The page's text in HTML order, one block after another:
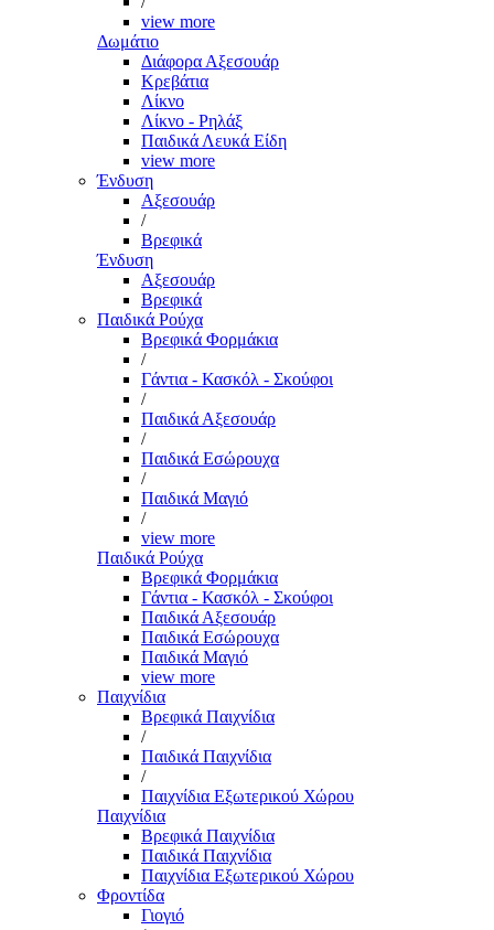
view more
Δωμάτιο
Διάφορα Αξεσουάρ
Κρεβάτια
Λίκνο
Λίκνο - Ρηλάξ
Παιδικά Λευκά Είδη
view more
Ένδυση
Αξεσουάρ
/
Βρεφικά
Ένδυση
Αξεσουάρ
Βρεφικά
Παιδικά Ρούχα
Βρεφικά Φορμάκια
/
Γάντια - Κασκόλ - Σκούφοι
/
Παιδικά Αξεσουάρ
/
Παιδικά Εσώρουχα
/
Παιδικά Μαγιό
/
view more
Παιδικά Ρούχα
Βρεφικά Φορμάκια
Γάντια - Κασκόλ - Σκούφοι
Παιδικά Αξεσουάρ
Παιδικά Εσώρουχα
Παιδικά Μαγιό
view more
Παιχνίδια
Βρεφικά Παιχνίδια
/
Παιδικά Παιχνίδια
/
Παιχνίδια Εξωτερικού Χώρου
Παιχνίδια
Βρεφικά Παιχνίδια
Παιδικά Παιχνίδια
Παιχνίδια Εξωτερικού Χώρου
Φροντίδα
Γιογιό